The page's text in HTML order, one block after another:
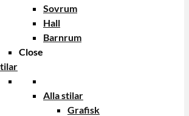
Sovrum
Hall
Barnrum
Close
Alla stilar
Grafisk